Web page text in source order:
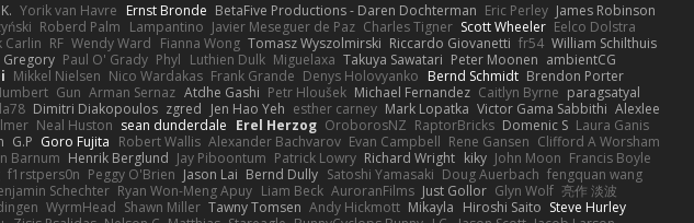
Yorik van Havre Ernst Bronde BetaFive Productions - Daren Dochterman Eric Perley James Robinson
Roberd Palm Lampantino Javier Meseguer de Paz Charles Tigner Scott Wheeler Eelco Dolstra
Carlin RF Wendy Ward Fianna Wong Tomasz Wyszolmirski Riccardo Giovanetti fr54 William Schilthuis
Gregory Paul O' Grady Phyl Luthien Dulk Miguelaxa Takuya Sawatari Peter Moonen ambientCG
Mikkel Nielsen Nico Wardakas Frank Grande Denys Holovyanko Bernd Schmidt Brendon Porter
Gun Arman Sernaz Atdhe Gashi Petr Hloušek Michael Fernandez Caitlyn Byrne paragsatyal
Dimitri Diakopoulos zgred Jen Hao Yeh esther carney Mark Lopatka Victor Gama Sabbithi Alexlee
Neal Huston sean dunderdale Erel Herzog OroborosNZ RaptorBricks Domenic S Laura Ganis
G.P Goro Fujita Robert Wallis Alexander Bachvarov Evan Campbell Rene Gansen Clifford A Worsham
Barnum Henrik Berglund Jay Piboontum Patrick Lowry Richard Wright kiky John Moon Francis Boyle
f1rstpers0n Peggy O'Brien Jason Lai Bernd Dully Satoshi Yamasaki Doug Auerbach fengquan wang
Schechter Ryan Won-Meng Apuy Liam Beck AuroranFilms Just Gollor Glyn Wolf 亮作 淡波
WyrmHead Shawn Miller Tawny Tomsen Andy Hickmott Mikayla Hiroshi Saito Steve Hurley